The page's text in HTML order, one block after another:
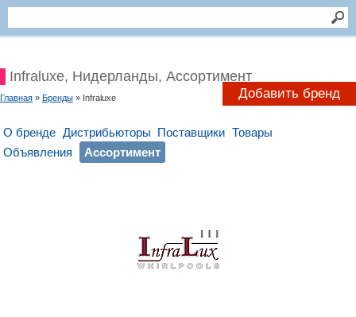
Infraluxe, Нидерланды, Ассортимент
Главная » Бренды » Infraluxe Добавить бренд
О бренде Дистрибьюторы Поставщики Товары
Объявления
Ассортимент